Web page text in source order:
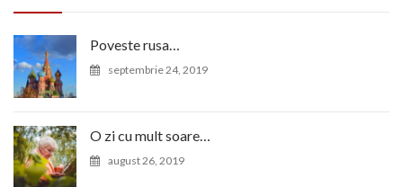
Poveste rusa…
septembrie 24, 2019
O zi cu mult soare…
august 26, 2019